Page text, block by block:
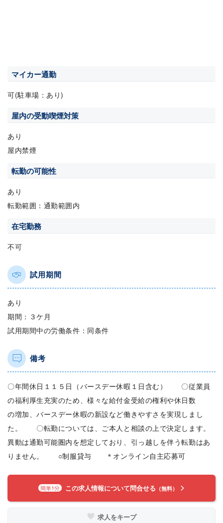
マイカー通勤
可(駐車場：あり)
屋内の受動喫煙対策
あり
屋内禁煙
転勤の可能性
あり
転勤範囲：通勤範囲内
在宅勤務
不可
試用期間
あり
期間：３ケ月
試用期間中の労働条件：同条件
備考
〇年間休日１１５日（バースデー休暇１日含む） 〇従業員
の福利厚生充実のため、様々な給付金受給の権利や休日数
の増加、バースデー休暇の新設など働きやすさを実現しまし
た。 〇転勤については、ご本人と相談の上で決定します。
異動は通勤可能圏内を想定しており、引っ越しを伴う転勤はあ
りません。 ○制服貸与 ＊オンライン自主応募可
簡単1分 この求人情報について問合せる （無料）
求人をキープ